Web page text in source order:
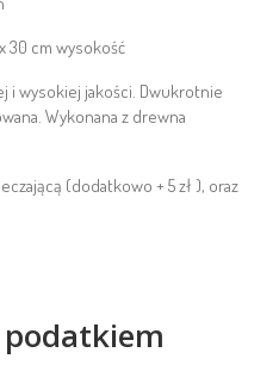
30 cm wysokość
i wysokiej jakości. Dwukrotnie
Wykonana z drewna
(dodatkowo + 5 zł ), oraz
podatkiem